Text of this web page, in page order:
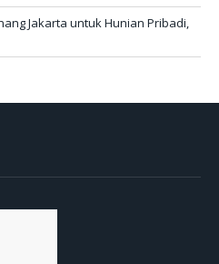
Jakarta untuk Hunian Pribadi,